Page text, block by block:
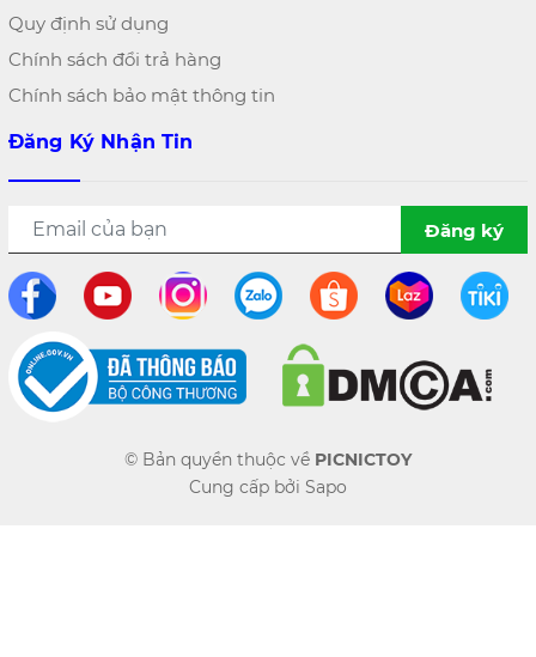
Quy định sử dụng
Chính sách đổi trả hàng
Chính sách bảo mật thông tin
Đăng Ký Nhận Tin
Đăng ký
© Bản quyền thuộc về PICNICTOY
Cung cấp bởi Sapo